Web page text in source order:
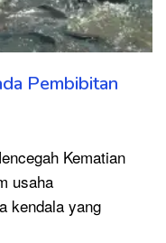
Pembibitan
Kematian
usaha
kendala yang